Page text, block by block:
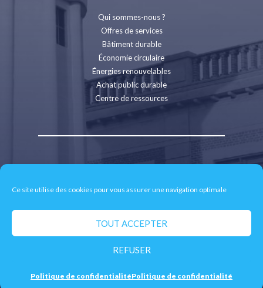
Ce site utilise des cookies pour vous assurer une navigation optimale
TOUT ACCEPTER
REFUSER
Politique de confidentialitéPolitique de confidentialité
Qui sommes-nous ?
Offres de services
Bâtiment durable
Économie circulaire
Énergies renouvelables
Achat public durable
Centre de ressources
Contact
Espace presse
Politique de confidentialité
Retrait des données personnelles
© 2026 CD2E - Site réalisé par